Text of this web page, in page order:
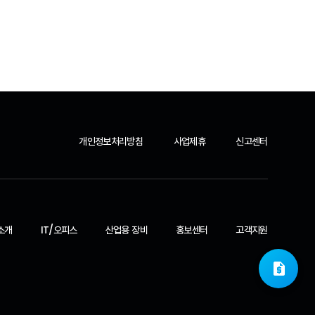
request_quote
개인정보처리방침 사업제휴 신고센터
개 IT/오피스 산업용 장비 홍보센터 고객지원